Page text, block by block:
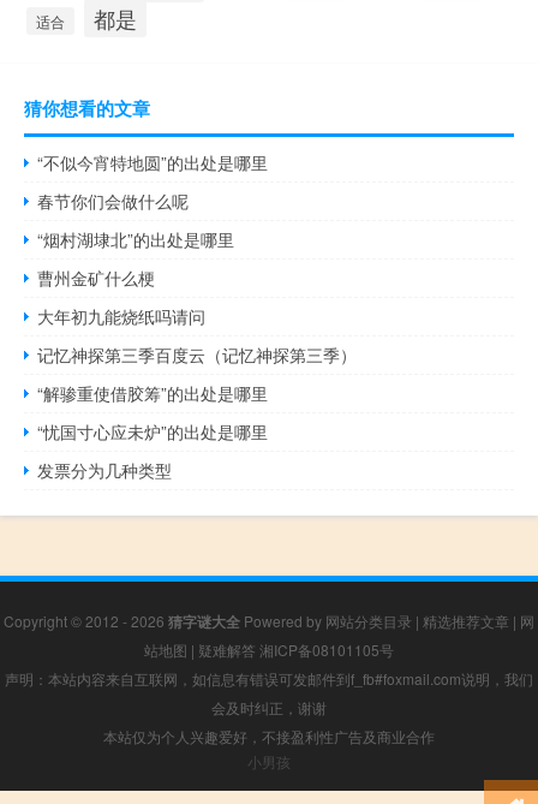
适合 都是
猜你想看的文章
“不似今宵特地圆”的出处是哪里
春节你们会做什么呢
“烟村湖埭北”的出处是哪里
曹州金矿什么梗
大年初九能烧纸吗请问
记忆神探第三季百度云（记忆神探第三季）
“解骖重使借胶筹”的出处是哪里
“忧国寸心应未炉”的出处是哪里
发票分为几种类型
Copyright © 2012 - 2026 猜字谜大全 Powered by 网站分类目录 | 精选推荐文章 | 网
站地图 | 疑难解答 湘ICP备08101105号
声明：本站内容来自互联网，如信息有错误可发邮件到f_fb#foxmail.com说明，我们
会及时纠正，谢谢
本站仅为个人兴趣爱好，不接盈利性广告及商业合作
小男孩